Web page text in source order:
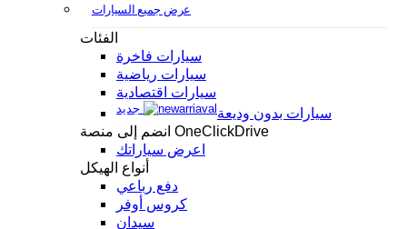
عرض جميع السيارات
الفئات
سيارات فاخرة
سيارات رياضية
سيارات اقتصادية
سيارات بدون وديعة
جديد
انضم إلى منصة OneClickDrive
اعرض سياراتك
أنواع الهيكل
دفع رباعي
كروس أوفر
سيدان